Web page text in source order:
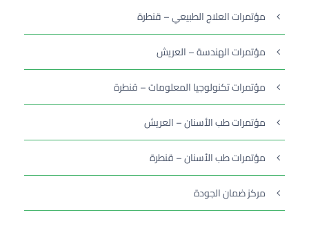
مؤتمرات العلاج الطبيعي – قنطرة
مؤتمرات الهندسة – العريش
مؤتمرات تكنولوجيا المعلومات – قنطرة
مؤتمرات طب الأسنان – العريش
مؤتمرات طب الأسنان – قنطرة
مركز ضمان الجودة